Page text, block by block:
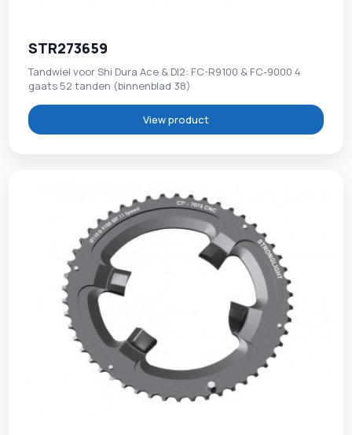
STR273659
Tandwiel voor Shi Dura Ace & DI2: FC-R9100 & FC-9000 4
gaats 52 tanden (binnenblad 38)
View product